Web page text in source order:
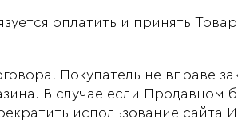
оплатить и принять
Покупатель не вправе
В случае если Продавцом
использование сайта